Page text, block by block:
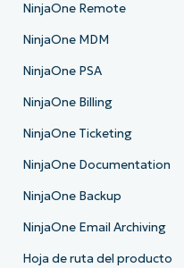
NinjaOne Remote
NinjaOne MDM
NinjaOne PSA
NinjaOne Billing
NinjaOne Ticketing
NinjaOne Documentation
NinjaOne Backup
NinjaOne Email Archiving
Hoja de ruta del producto